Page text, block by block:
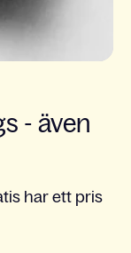
- även
har ett pris